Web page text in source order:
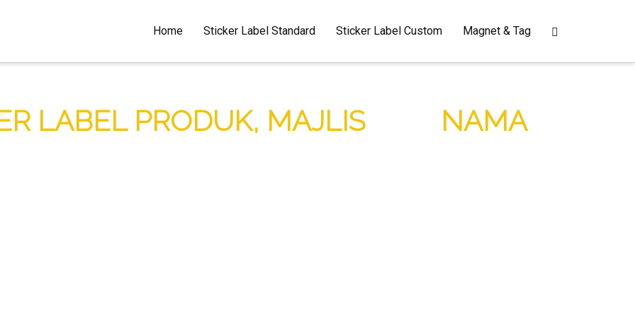
Home Sticker Label Standard Sticker Label Custom Magnet & Tag
LABEL PRODUK, MAJLISDAN NAMA